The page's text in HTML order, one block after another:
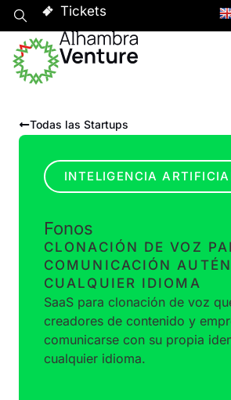
Tickets
Todas las Startups
INTELIGENCIA
Fonos
CLONACIÓN DE VOZ
COMUNICACIÓN
CUALQUIER IDIOMA
SaaS para clonación de voz
creadores de contenido y
comunicarse con su propia
cualquier idioma.